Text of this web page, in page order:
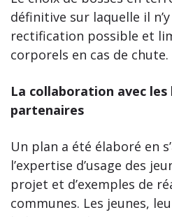
définitive sur laquelle il
rectification possible et
corporels en cas de chute.
La collaboration avec
partenaires
Un plan a été élaboré en
l’expertise d’usage des
projet et d’exemples de
communes. Les jeunes,